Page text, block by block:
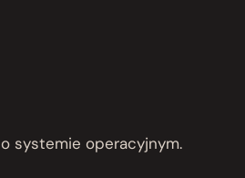
systemie operacyjnym.